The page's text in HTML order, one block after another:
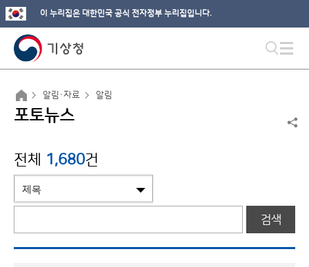
이 누리집은 대한민국 공식 전자정부 누리집입니다.
알림·자료 알림
포토뉴스
전체 1,680건
검색